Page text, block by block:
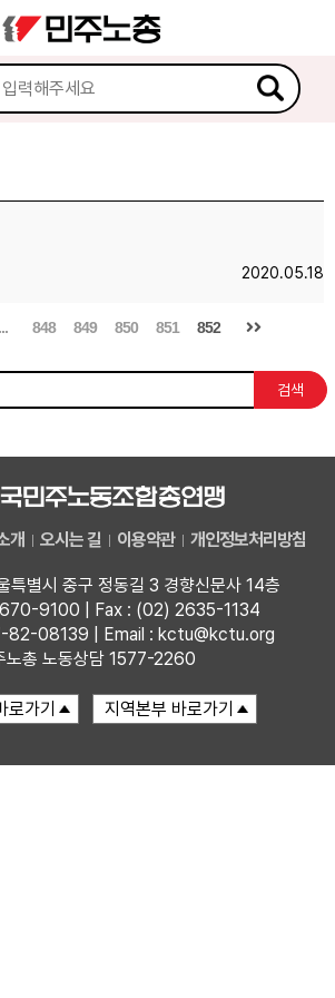
2020.05.18
... 848 849 850 851 852
검색
개 오시는 길 이용약관 개인정보처리방침
별시 중구 정동길 3 경향신문사 14층
9100 | Fax : (02) 2635-1134
82-08139 | Email : kctu@kctu.org
노총 노동상담 1577-2260
스케치북5
스케치북5